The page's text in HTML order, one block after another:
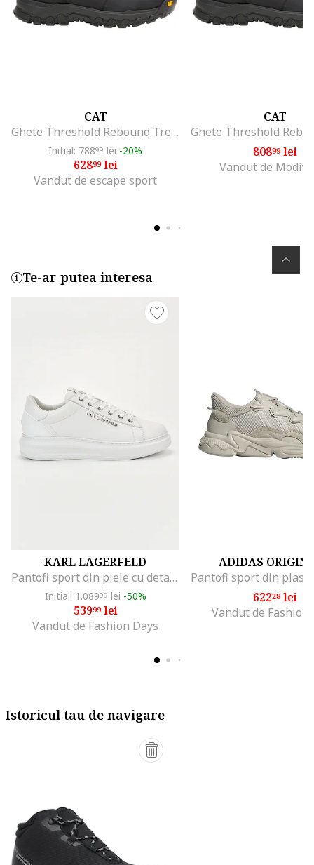
CAT
Ghete Threshold Rebound Trek 52209
Initial: 78899 lei -20%
62899lei
Vandut de escape sport
CAT
80899lei
Vandut de
Te-ar putea interesa
KARL LAGERFELD
Pantofi sport din piele cu detalii logo, Alb optic
Initial: 1.08999 lei -50%
53999lei
Vandut de Fashion Days
ADIDAS
62228lei
Vandut de Fashion
Istoricul tau de navigare